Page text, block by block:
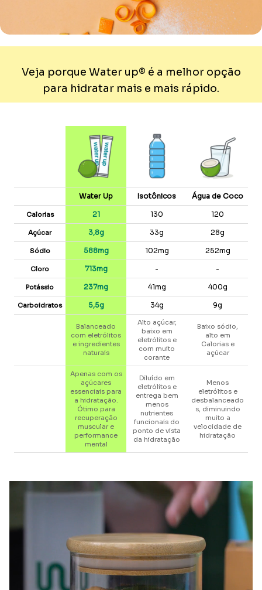
Veja porque Water up® é a melhor opção
para hidratar mais e mais rápido.
Water Up Isotônicos Água de Coco
Calorias 21 130 120
Açúcar 3,8g 33g 28g
Sódio 588mg 102mg 252mg
Cloro 713mg - -
Potássio 237mg 41mg 400g
Carboidratos 5,5g 34g 9g
Balanceado
com eletrólitos
e ingredientes
naturais
Alto açúcar,
baixo em
eletrólitos e
com muito
corante
Baixo sódio,
alto em
Calorias e
açúcar
Apenas com os
açúcares
essenciais para
a hidratação.
Ótimo para
recuperação
muscular e
performance
mental
Diluído em
eletrólitos e
entrega bem
menos
nutrientes
funcionais do
ponto de vista
da hidratação
Menos
eletrólitos e
desbalanceado
s, diminuindo
muito a
velocidade de
hidratação